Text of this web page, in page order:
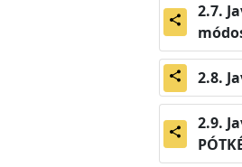
share
share
share